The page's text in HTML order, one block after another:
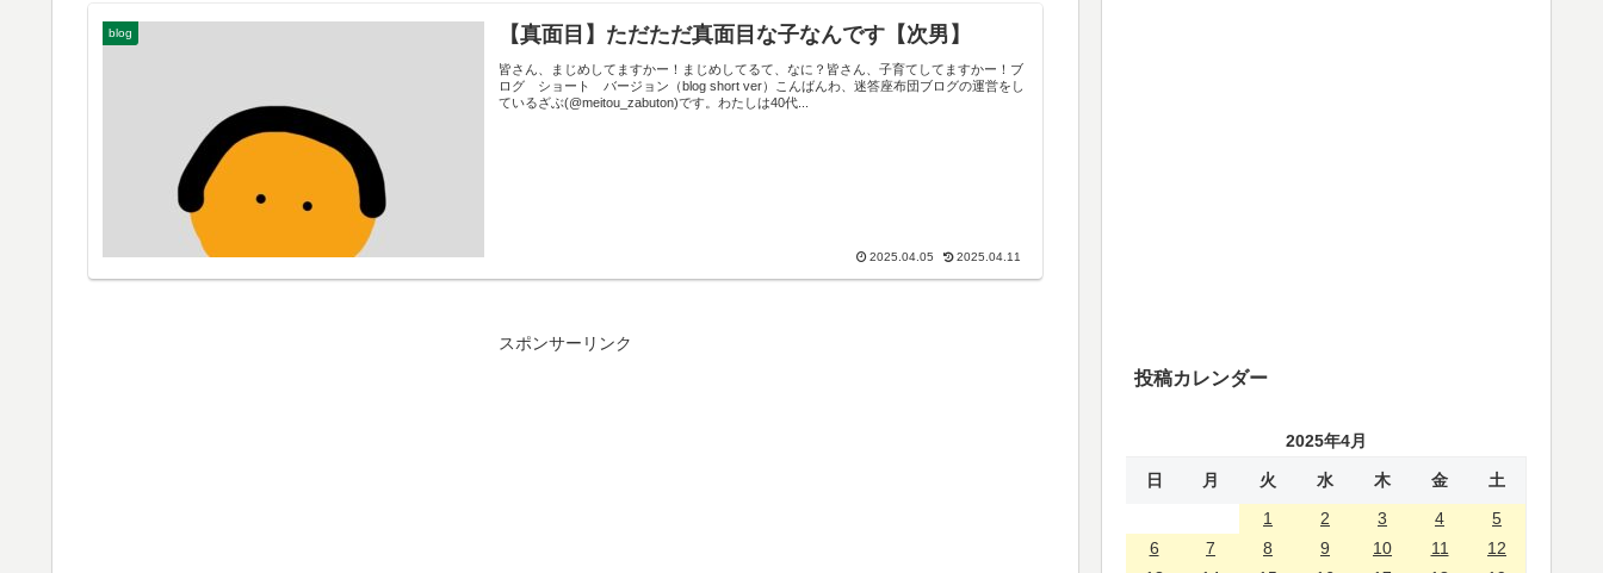
blog 【真面目】ただただ真面目な子なんです【次男】
皆さん、まじめしてますかー！まじめしてるて、なに？皆さん、子育てしてますかー！ブ
ログ ショート バージョン（blog short ver）こんばんわ、迷答座布団ブログの運営をし
ているざぶ(@meitou_zabuton)です。わたしは40代...
2025.04.05 2025.04.11
スポンサーリンク
投稿カレンダー
2025年4月
日 月 火 水 木 金
土
1
2 3 4
5
6
7 8 9 10 11
12